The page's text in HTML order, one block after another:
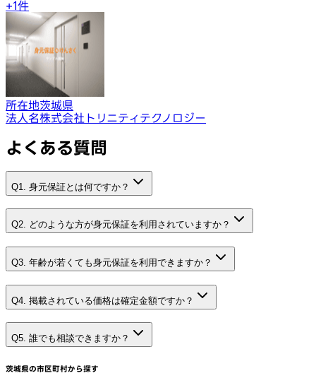
+1件
所在地茨城県
法人名株式会社トリニティテクノロジー
よくある質問
Q1. 身元保証とは何ですか？
Q2. どのような方が身元保証を利用されていますか？
Q3. 年齢が若くても身元保証を利用できますか？
Q4. 掲載されている価格は確定金額ですか？
Q5. 誰でも相談できますか？
茨城県の市区町村から探す